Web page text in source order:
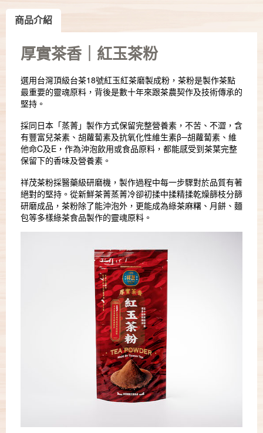
商品介紹
厚實茶香｜紅玉茶粉
選用台灣頂級台茶18號紅玉紅茶磨製成粉，茶粉是製作茶點
最重要的靈魂原料，背後是數十年來跟茶農契作及技術傳承的
堅持。
採同日本「蒸菁」製作方式保留完整營養素，不苦、不澀，含
有豐富兒茶素、胡蘿蔔素及抗氧化性維生素β─胡蘿蔔素、維
他命C及E，作為沖泡飲用或食品原料，都能感受到茶葉完整
保留下的香味及營養素。
祥茂茶粉採醫藥級研磨機，製作過程中每一步驟對於品質有著
絕對的堅持。從新鮮茶菁蒸菁冷卻初揉中揉精揉乾燥篩枝分篩
研磨成品，茶粉除了能沖泡外，更能成為綠茶麻糬、月餅、麵
包等多樣綠茶食品製作的靈魂原料。